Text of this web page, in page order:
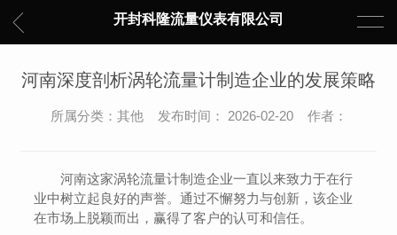
开封科隆流量仪表有限公司
河南深度剖析涡轮流量计制造企业的发展策略
所属分类：其他 发布时间： 2026-02-20 作者：
河南这家涡轮流量计制造企业一直以来致力于在行
业中树立起良好的声誉。通过不懈努力与创新，该企业
在市场上脱颖而出，赢得了客户的认可和信任。